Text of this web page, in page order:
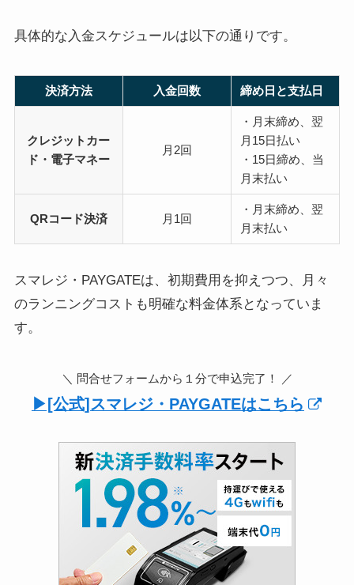
具体的な入金スケジュールは以下の通りです。
決済方法 入金回数 締め日と支払日
クレジットカー
ド・電子マネー
月2回
・月末締め、翌
月15日払い
・15日締め、当
月末払い
QRコード決済 月1回
・月末締め、翌
月末払い
スマレジ・PAYGATEは、初期費用を抑えつつ、月々
のランニングコストも明確な料金体系となっていま
す。
＼ 問合せフォームから１分で申込完了！ ／
▶︎[公式]スマレジ・PAYGATEはこちら